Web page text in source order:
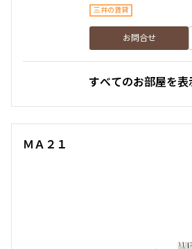
三井の賃貸
お問合せ
すべてのお部屋を表
ＭＡ２１